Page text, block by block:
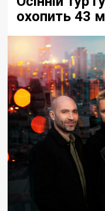
охопить 43